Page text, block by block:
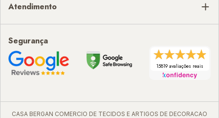
Atendimento
Segurança
15819 avaliações reais
CASA BERGAN COMERCIO DE TECIDOS E ARTIGOS DE DECORACAO